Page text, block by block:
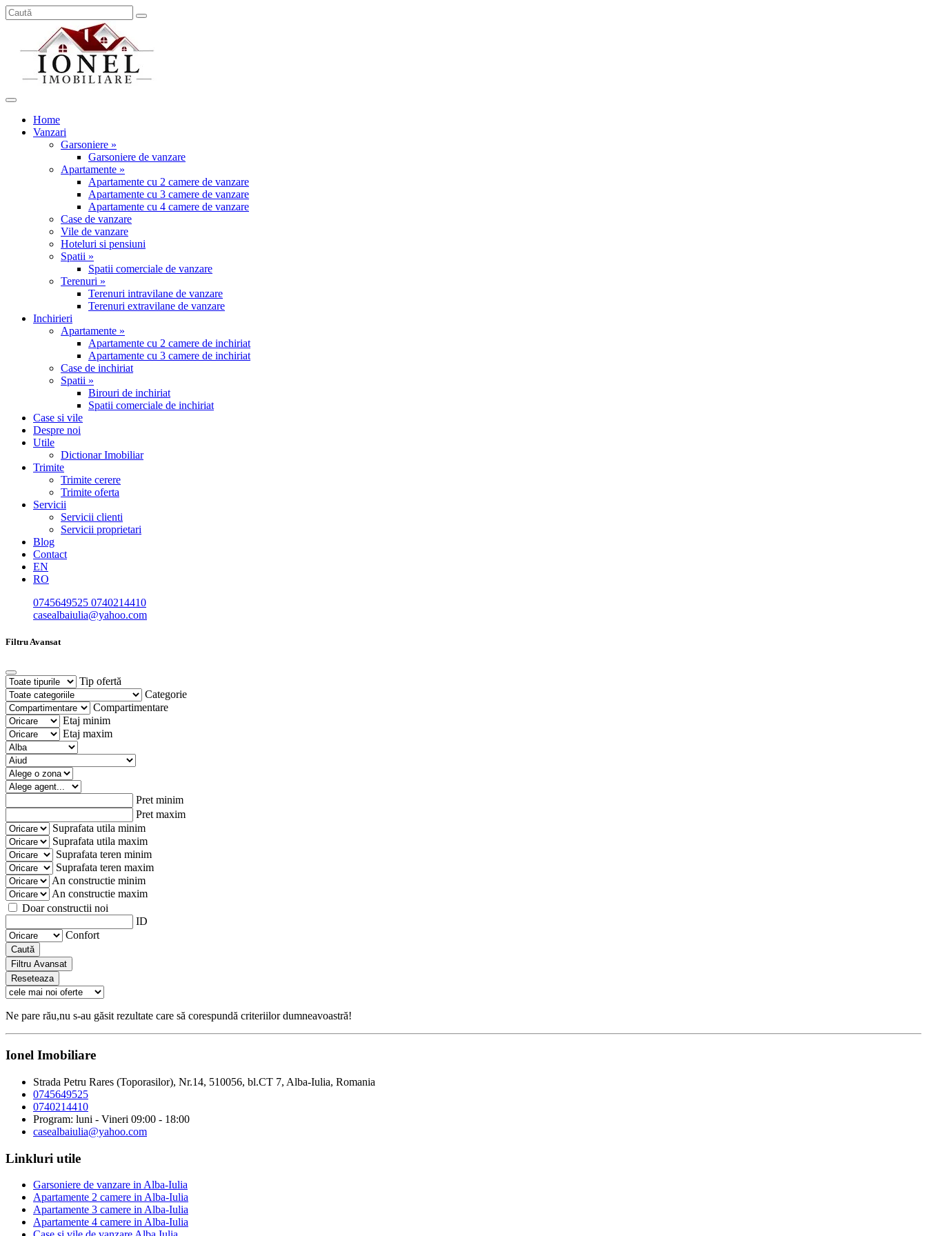
Home
Vanzari
Garsoniere »
Garsoniere de vanzare
Apartamente »
Apartamente cu 2 camere de vanzare
Apartamente cu 3 camere de vanzare
Apartamente cu 4 camere de vanzare
Case de vanzare
Vile de vanzare
Hoteluri si pensiuni
Spatii »
Spatii comerciale de vanzare
Terenuri »
Terenuri intravilane de vanzare
Terenuri extravilane de vanzare
Inchirieri
Apartamente »
Apartamente cu 2 camere de inchiriat
Apartamente cu 3 camere de inchiriat
Case de inchiriat
Spatii »
Birouri de inchiriat
Spatii comerciale de inchiriat
Case si vile
Despre noi
Utile
Dictionar Imobiliar
Trimite
Trimite cerere
Trimite oferta
Servicii
Servicii clienti
Servicii proprietari
Blog
Contact
EN
RO
0745649525 0740214410
casealbaiulia@yahoo.com
Filtru Avansat
Tip ofertă
Categorie
Compartimentare
Etaj minim
Etaj maxim
Pret minim
Pret maxim
Suprafata utila minim
Suprafata utila maxim
Suprafata teren minim
Suprafata teren maxim
An constructie minim
An constructie maxim
Doar constructii noi
ID
Confort
Caută
Filtru Avansat
Reseteaza
Ne pare rău,nu s-au găsit rezultate care să corespundă criteriilor dumneavoastră!
Ionel Imobiliare
Strada Petru Rares (Toporasilor), Nr.14, 510056, bl.CT 7, Alba-Iulia, Romania
0745649525
0740214410
Program: luni - Vineri 09:00 - 18:00
casealbaiulia@yahoo.com
Linkluri utile
Garsoniere de vanzare in Alba-Iulia
Apartamente 2 camere in Alba-Iulia
Apartamente 3 camere in Alba-Iulia
Apartamente 4 camere in Alba-Iulia